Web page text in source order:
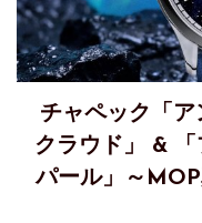
チャペック「
クラウド」 &
パール」～